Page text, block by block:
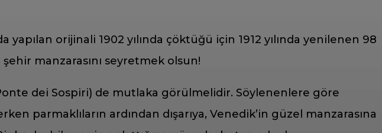
orijinali 1902 yılında çöktüğü için 1912 yılında yenilenen 98
manzarasını seyretmek olsun!
dei Sospiri) de mutlaka görülmelidir. Söylenenlere göre
parmaklıların ardından dışarıya, Venedik’in güzel manzarasına